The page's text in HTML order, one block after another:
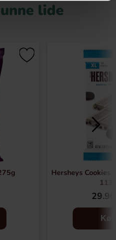
lide
Hersheys Cookies
Køb